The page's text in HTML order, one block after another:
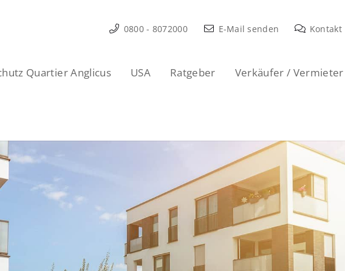
0800 - 8072000 E-Mail senden Kontakt
Quartier Anglicus USA Ratgeber Verkäufer / Vermieter